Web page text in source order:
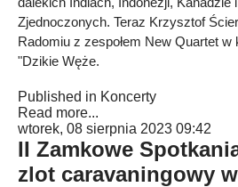
Zjednoczonych. Teraz Krzysztof
Radomiu z zespołem New Quartet
"Dzikie Węże.
Published in Koncerty
Read more...
wtorek, 08 sierpnia 2023 09:42
II Zamkowe
zlot caravaningowy